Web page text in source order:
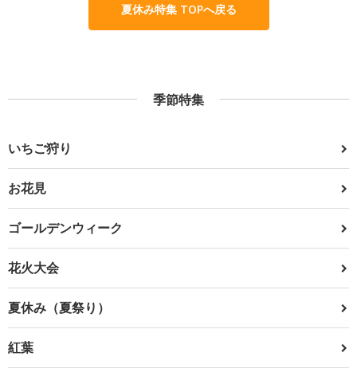
夏休み特集 TOPへ戻る
季節特集
いちご狩り
お花見
ゴールデンウィーク
花火大会
夏休み（夏祭り）
紅葉